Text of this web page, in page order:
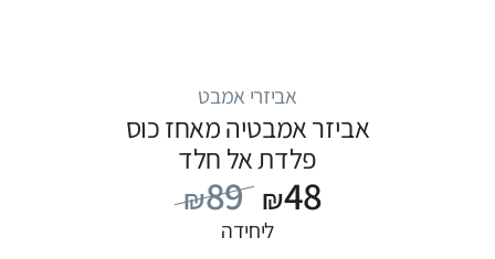
אביזרי אמבט
אביזר אמבטיה מאחז כוס
פלדת אל חלד
₪89 ₪48
ליחידה